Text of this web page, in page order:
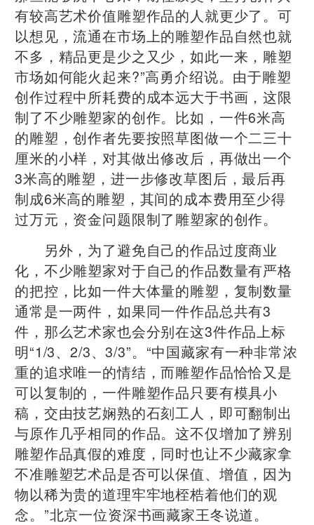
有较高艺术价值雕塑作品的人就更少了。可
以想见，流通在市场上的雕塑作品自然也就
不多，精品更是少之又少，如此一来，雕塑
市场如何能火起来?”高勇介绍说。由于雕塑
创作过程中所耗费的成本远大于书画，这限
制了不少雕塑家的创作。比如，一件6米高
的雕塑，创作者先要按照草图做一个二三十
厘米的小样，对其做出修改后，再做出一个
3米高的雕塑，进一步修改草图后，最后再
制成6米高的雕塑，其间的成本费用至少得
过万元，资金问题限制了雕塑家的创作。
另外，为了避免自己的作品过度商业
化，不少雕塑家对于自己的作品数量有严格
的把控，比如一件大体量的雕塑，复制数量
通常是一两件，如果同一件作品总共有3
件，那么艺术家也会分别在这3件作品上标
明“1/3、2/3、3/3”。“中国藏家有一种非常浓
重的追求唯一的情结，而雕塑作品恰恰又是
可以复制的，一件雕塑作品只要有模具小
稿，交由技艺娴熟的石刻工人，即可翻制出
与原作几乎相同的作品。这不仅增加了辨别
雕塑作品真假的难度，同时也让不少藏家拿
不准雕塑艺术品是否可以保值、增值，因为
物以稀为贵的道理牢牢地桎梏着他们的观
念。”北京一位资深书画藏家王冬说道。